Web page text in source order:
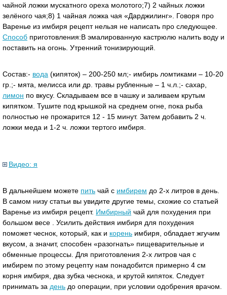
чайной ложки мускатного ореха молотого;7) 2 чайных ложки
зелёного чая;8) 1 чайная ложка чая «Дарджилинг». Говоря про
Варенье из имбиря рецепт нельзя не написать про следующее.
Способ приготовления:В эмалированную кастрюлю налить воду и
поставить на огонь. Утренний тонизирующий.
Состав:- вода (кипяток) – 200-250 мл;- имбирь ломтиками – 10-20
гр.;- мята, мелисса или др. травы рубленные – 1 ч.л.;- сахар,
лимон по вкусу. Складываем все в чашку и заливаем крутым
кипятком. Тушите под крышкой на среднем огне, пока рыба
полностью не прожарится 12 - 15 минут. Затем добавить 2 ч.
ложки меда и 1-2 ч. ложки тертого имбиря.
Видео: я
В дальнейшем можете пить чай с имбирем до 2-х литров в день.
В самом низу статьи вы увидите другие темы, схожие со статьей
Варенье из имбиря рецепт. Имбирный чай для похудения при
большом весе . Усилить действия имбиря для похудения
поможет чеснок, который, как и корень имбиря, обладает жгучим
вкусом, а значит, способен «разогнать» пищеварительные и
обменные процессы. Для приготовления 2-х литров чая с
имбирем по этому рецепту нам понадобится примерно 4 см
корня имбиря, два зубка чеснока, и крутой кипяток. Следует
принимать за день до операции, при условии одобрения врачом.